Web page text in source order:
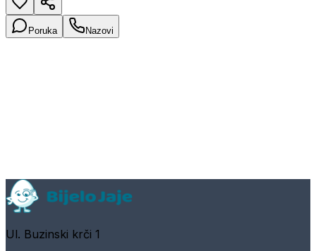
Poruka Nazovi
Ul. Buzinski krči 1